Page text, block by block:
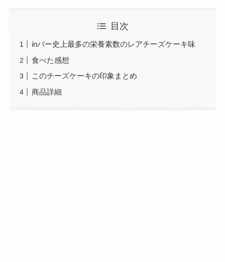
目次
inバー史上最多の栄養素数のレアチーズケーキ味
食べた感想
このチーズケーキの印象まとめ
商品詳細